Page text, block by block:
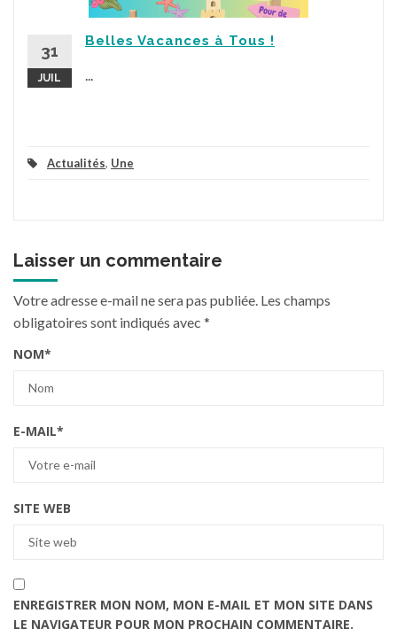
31
JUIL
Belles Vacances à Tous !
Actualités, Une
Laisser un commentaire
Votre adresse e-mail ne sera pas publiée. Les champs
obligatoires sont indiqués avec *
NOM*
E-MAIL*
SITE WEB
ENREGISTRER MON NOM, MON E-MAIL ET MON SITE DANS
LE NAVIGATEUR POUR MON PROCHAIN COMMENTAIRE.